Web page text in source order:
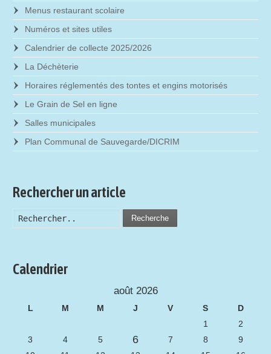
Menus restaurant scolaire
Numéros et sites utiles
Calendrier de collecte 2025/2026
La Déchèterie
Horaires réglementés des tontes et engins motorisés
Le Grain de Sel en ligne
Salles municipales
Plan Communal de Sauvegarde/DICRIM
Rechercher un article
Recherche
Calendrier
août 2026
L M M J V S
D
1
2
3
4 5 6 7 8
9